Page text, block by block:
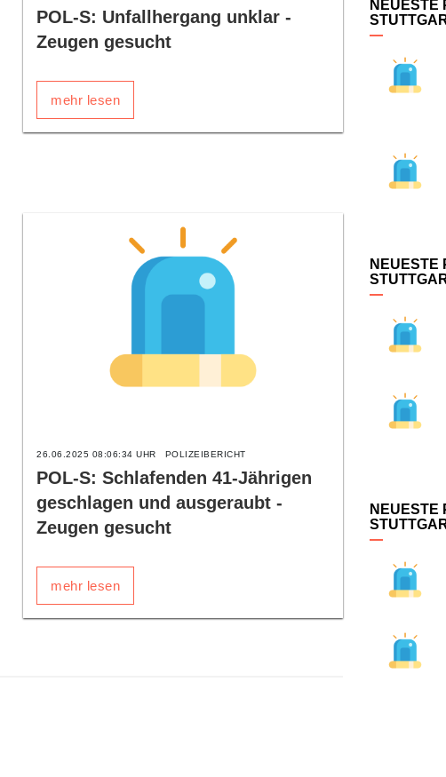
POL-S: Unfallhergang unklar -
Zeugen gesucht
mehr lesen
26.06.2025 08:06:34 UHR POLIZEIBERICHT
POL-S: Schlafenden 41-Jährigen
geschlagen und ausgeraubt -
Zeugen gesucht
mehr lesen
NEUESTE
NEUESTE
NEUESTE